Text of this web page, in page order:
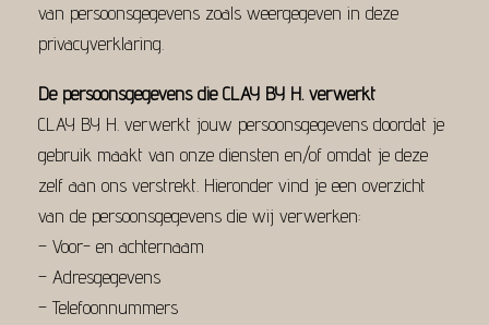
van persoonsgegevens zoals weergegeven in deze
privacyverklaring.
De persoonsgegevens die CLAY BY H. verwerkt
CLAY BY H. verwerkt jouw persoonsgegevens doordat je
gebruik maakt van onze diensten en/of omdat je deze
zelf aan ons verstrekt. Hieronder vind je een overzicht
van de persoonsgegevens die wij verwerken:
– Voor- en achternaam
– Adresgegevens
– Telefoonnummers